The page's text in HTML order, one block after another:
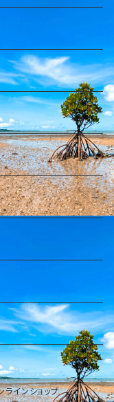
インショップ